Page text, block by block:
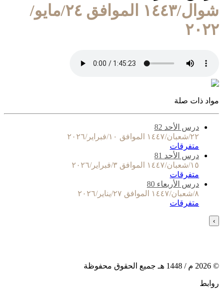
شوال/١٤٤٣ الموافق ٢٤/مايو/
٢٠٢٢
مواد ذات صلة
درس الأحد 82
٢٢/شعبان/١٤٤٧ الموافق ١٠/فبراير/٢٠٢٦
متفرقات
درس الأحد 81
١٥/شعبان/١٤٤٧ الموافق ٣/فبراير/٢٠٢٦
متفرقات
درس الأربعاء 80
٨/شعبان/١٤٤٧ الموافق ٢٧/يناير/٢٠٢٦
متفرقات
›
©
2026 م / 1448 هـ جميع الحقوق محفوظة
روابط